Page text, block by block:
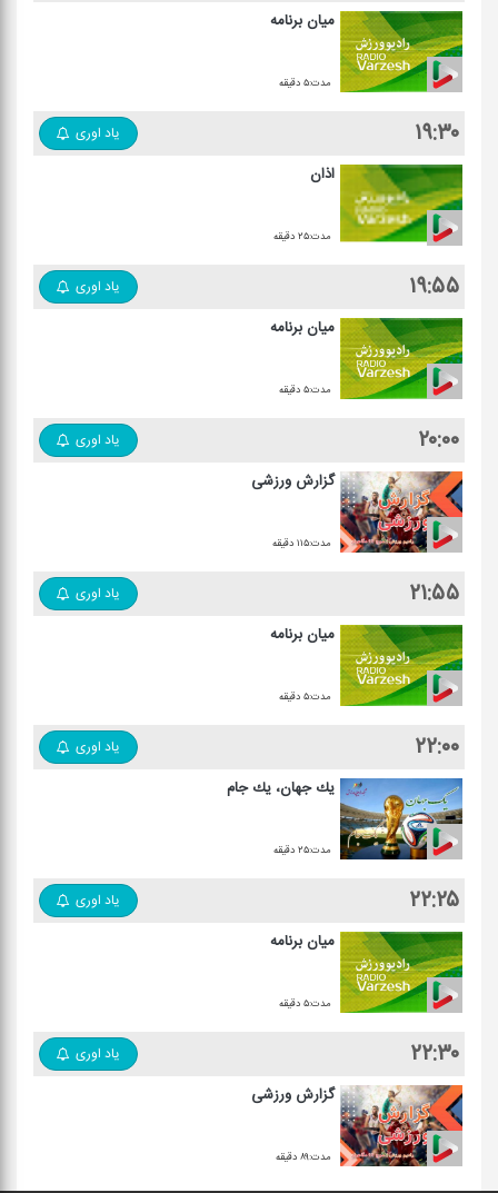
میان برنامه
مدت:۵ دقیقه
۱۹:۳۰ یاد اوری
اذان
مدت:۲۵ دقیقه
۱۹:۵۵ یاد اوری
میان برنامه
مدت:۵ دقیقه
۲۰:۰۰ یاد اوری
گزارش ورزشی
مدت:۱۱۵ دقیقه
۲۱:۵۵ یاد اوری
میان برنامه
مدت:۵ دقیقه
۲۲:۰۰ یاد اوری
یك جهان، یك جام
مدت:۲۵ دقیقه
۲۲:۲۵ یاد اوری
میان برنامه
مدت:۵ دقیقه
۲۲:۳۰ یاد اوری
گزارش ورزشی
مدت:۸۹ دقیقه